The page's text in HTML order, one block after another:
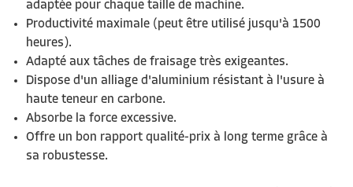
adaptée pour chaque taille de machine.
Productivité maximale (peut être utilisé jusqu'à 1500
heures).
Adapté aux tâches de fraisage très exigeantes.
Dispose d'un alliage d'aluminium résistant à l'usure à
haute teneur en carbone.
Absorbe la force excessive.
Offre un bon rapport qualité-prix à long terme grâce à
sa robustesse.